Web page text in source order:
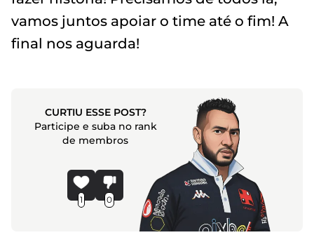
vamos juntos apoiar o time até o fim! A
final nos aguarda!
CURTIU ESSE POST?
Participe e suba no rank
de membros
1 0